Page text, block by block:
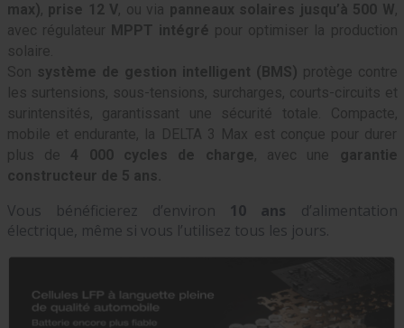
max), prise 12 V, ou via panneaux solaires jusqu’à 500 W,
avec régulateur
MPPT intégré pour optimiser la production
solaire.
Son système de gestion intelligent (BMS) protège contre
les surtensions, sous-tensions, surcharges, courts-circuits et
surintensités, garantissant une sécurité totale. Compacte,
mobile et endurante, la DELTA 3 Max est conçue pour durer
plus de
4 000 cycles de charge, avec une
garantie
constructeur de 5 ans.
Vous bénéficierez d’environ 10 ans
d’alimentation
électrique, même si vous l’utilisez tous les jours.